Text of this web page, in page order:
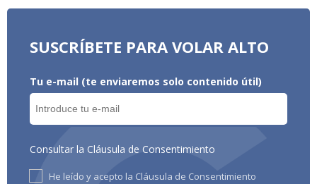
SUSCRÍBETE PARA VOLAR ALTO
Tu e-mail (te enviaremos solo contenido útil)
Consultar la Cláusula de Consentimiento
He leído y acepto la Cláusula de Consentimiento